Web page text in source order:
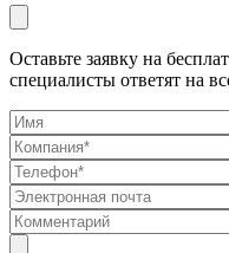
Оставьте заявку на
специалисты ответят на